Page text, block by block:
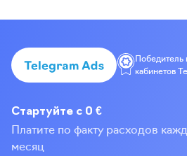
Победитель
кабинетов
Стартуйте с 0 €
Платите по факту расходов
месяц